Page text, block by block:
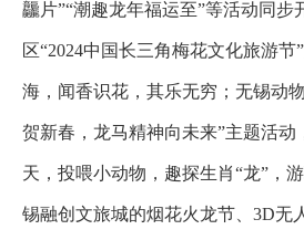
龘片”“潮趣龙年福运至”等活动同步
区“2024中国长三角梅花文化旅游
海，闻香识花，其乐无穷；无锡动
贺新春，龙马精神向未来”主题活动
天，投喂小动物，趣探生肖“龙”，
锡融创文旅城的烟花火龙节、3D无